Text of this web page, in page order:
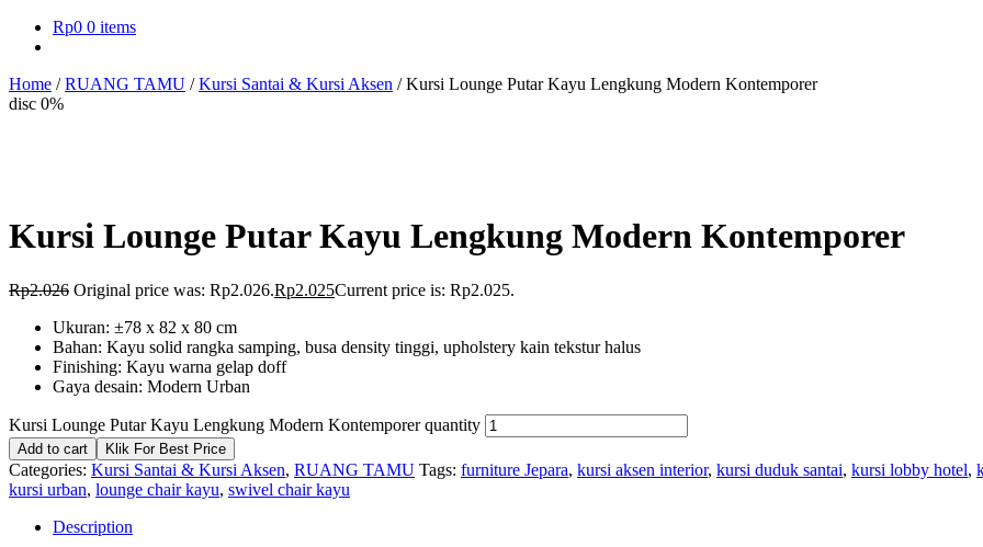
Rp0 0 items
Home /RUANG TAMU /Kursi Santai & Kursi Aksen /Kursi Lounge Putar Kayu Lengkung Modern Kontemporer
disc 0%
Kursi Lounge Putar Kayu Lengkung Modern Kontemporer
Rp2.026 Original price was: Rp2.026.Rp2.025Current price is: Rp2.025.
Ukuran: ±78 x 82 x 80 cm
Bahan: Kayu solid rangka samping, busa density tinggi, upholstery kain tekstur halus
Finishing: Kayu warna gelap doff
Gaya desain: Modern Urban
Kursi Lounge Putar Kayu Lengkung Modern Kontemporer quantity
Add to cart Klik For Best Price
Categories: Kursi Santai & Kursi Aksen, RUANG TAMU Tags: furniture Jepara, kursi aksen interior, kursi duduk santai, kursi lobby hotel,
kursi urban, lounge chair kayu, swivel chair kayu
Description